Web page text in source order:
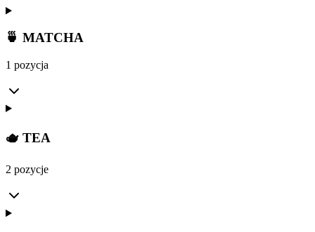
🍵 MATCHA
1 pozycja
🫖 TEA
2 pozycje